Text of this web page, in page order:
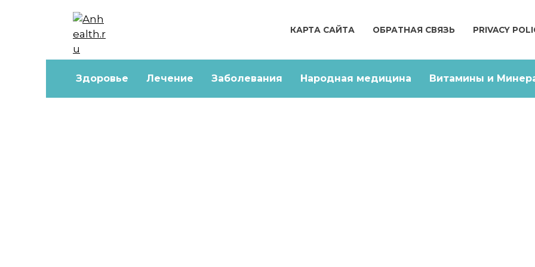
КАРТА САЙТА ОБРАТНАЯ СВЯЗЬ PRIVACY
Здоровье Лечение Заболевания Народная медицина Витамины и